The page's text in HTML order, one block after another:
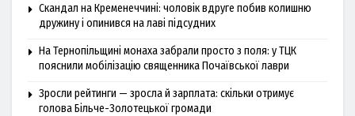
Скандал на Кременеччині: чоловік вдруге побив колишню
дружину і опинився на лаві підсудних
На Тернопільщині монаха забрали просто з поля: у ТЦК
пояснили мобілізацію священника Почаївської лаври
Зросли рейтинги — зросла й зарплата: скільки отримує
голова Більче-Золотецької громади